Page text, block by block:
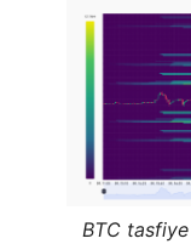
BTC tasfiye